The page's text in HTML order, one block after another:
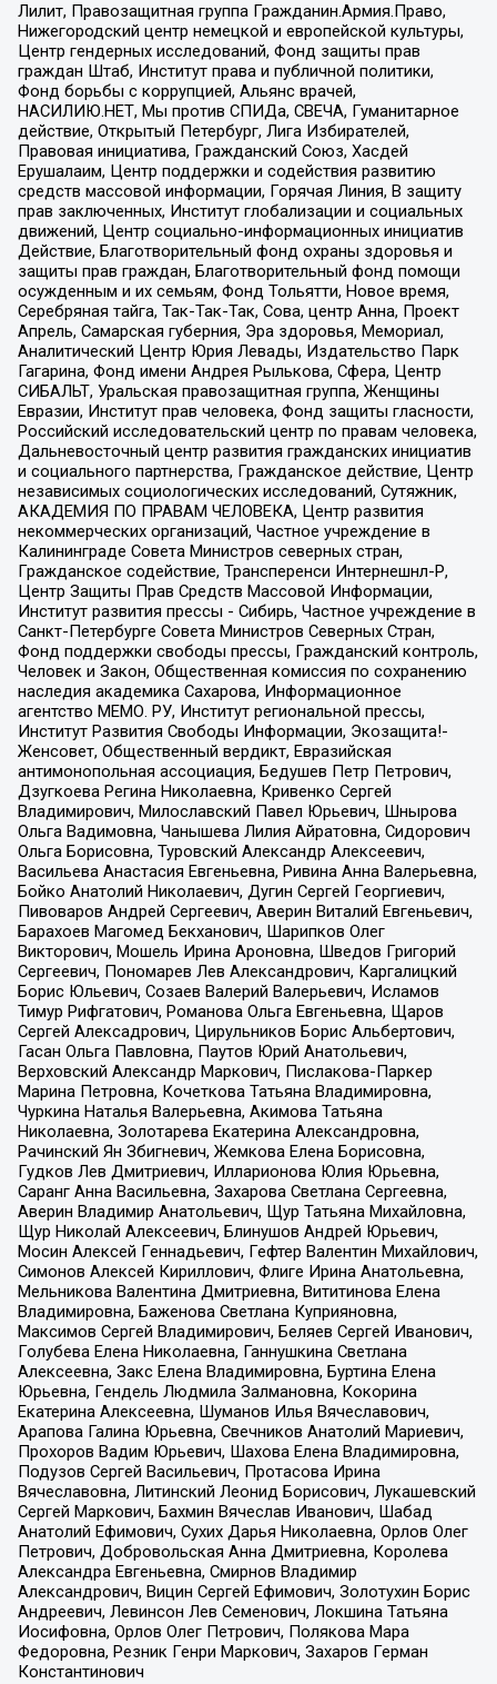
Лилит, Правозащитная группа Гражданин.Армия.Право,
Нижегородский центр немецкой и европейской культуры,
Центр гендерных исследований, Фонд защиты прав
граждан Штаб, Институт права и публичной политики,
Фонд борьбы с коррупцией, Альянс врачей,
НАСИЛИЮ.НЕТ, Мы против СПИДа, СВЕЧА, Гуманитарное
действие, Открытый Петербург, Лига Избирателей,
Правовая инициатива, Гражданский Союз, Хасдей
Ерушалаим, Центр поддержки и содействия развитию
средств массовой информации, Горячая Линия, В защиту
прав заключенных, Институт глобализации и социальных
движений, Центр социально-информационных инициатив
Действие, Благотворительный фонд охраны здоровья и
защиты прав граждан, Благотворительный фонд помощи
осужденным и их семьям, Фонд Тольятти, Новое время,
Серебряная тайга, Так-Так-Так, Сова, центр Анна, Проект
Апрель, Самарская губерния, Эра здоровья, Мемориал,
Аналитический Центр Юрия Левады, Издательство Парк
Гагарина, Фонд имени Андрея Рылькова, Сфера, Центр
СИБАЛЬТ, Уральская правозащитная группа, Женщины
Евразии, Институт прав человека, Фонд защиты гласности,
Российский исследовательский центр по правам человека,
Дальневосточный центр развития гражданских инициатив
и социального партнерства, Гражданское действие, Центр
независимых социологических исследований, Сутяжник,
АКАДЕМИЯ ПО ПРАВАМ ЧЕЛОВЕКА, Центр развития
некоммерческих организаций, Частное учреждение в
Калининграде Совета Министров северных стран,
Гражданское содействие, Трансперенси Интернешнл-Р,
Центр Защиты Прав Средств Массовой Информации,
Институт развития прессы - Сибирь, Частное учреждение в
Санкт-Петербурге Совета Министров Северных Стран,
Фонд поддержки свободы прессы, Гражданский контроль,
Человек и Закон, Общественная комиссия по сохранению
наследия академика Сахарова, Информационное
агентство МЕМО. РУ, Институт региональной прессы,
Институт Развития Свободы Информации, Экозащита!-
Женсовет, Общественный вердикт, Евразийская
антимонопольная ассоциация, Бедушев Петр Петрович,
Дзугкоева Регина Николаевна, Кривенко Сергей
Владимирович, Милославский Павел Юрьевич, Шнырова
Ольга Вадимовна, Чанышева Лилия Айратовна, Сидорович
Ольга Борисовна, Туровский Александр Алексеевич,
Васильева Анастасия Евгеньевна, Ривина Анна Валерьевна,
Бойко Анатолий Николаевич, Дугин Сергей Георгиевич,
Пивоваров Андрей Сергеевич, Аверин Виталий Евгеньевич,
Барахоев Магомед Бекханович, Шарипков Олег
Викторович, Мошель Ирина Ароновна, Шведов Григорий
Сергеевич, Пономарев Лев Александрович, Каргалицкий
Борис Юльевич, Созаев Валерий Валерьевич, Исламов
Тимур Рифгатович, Романова Ольга Евгеньевна, Щаров
Сергей Алексадрович, Цирульников Борис Альбертович,
Гасан Ольга Павловна, Паутов Юрий Анатольевич,
Верховский Александр Маркович, Пислакова-Паркер
Марина Петровна, Кочеткова Татьяна Владимировна,
Чуркина Наталья Валерьевна, Акимова Татьяна
Николаевна, Золотарева Екатерина Александровна,
Рачинский Ян Збигневич, Жемкова Елена Борисовна,
Гудков Лев Дмитриевич, Илларионова Юлия Юрьевна,
Саранг Анна Васильевна, Захарова Светлана Сергеевна,
Аверин Владимир Анатольевич, Щур Татьяна Михайловна,
Щур Николай Алексеевич, Блинушов Андрей Юрьевич,
Мосин Алексей Геннадьевич, Гефтер Валентин Михайлович,
Симонов Алексей Кириллович, Флиге Ирина Анатольевна,
Мельникова Валентина Дмитриевна, Вититинова Елена
Владимировна, Баженова Светлана Куприяновна,
Максимов Сергей Владимирович, Беляев Сергей Иванович,
Голубева Елена Николаевна, Ганнушкина Светлана
Алексеевна, Закс Елена Владимировна, Буртина Елена
Юрьевна, Гендель Людмила Залмановна, Кокорина
Екатерина Алексеевна, Шуманов Илья Вячеславович,
Арапова Галина Юрьевна, Свечников Анатолий Мариевич,
Прохоров Вадим Юрьевич, Шахова Елена Владимировна,
Подузов Сергей Васильевич, Протасова Ирина
Вячеславовна, Литинский Леонид Борисович, Лукашевский
Сергей Маркович, Бахмин Вячеслав Иванович, Шабад
Анатолий Ефимович, Сухих Дарья Николаевна, Орлов Олег
Петрович, Добровольская Анна Дмитриевна, Королева
Александра Евгеньевна, Смирнов Владимир
Александрович, Вицин Сергей Ефимович, Золотухин Борис
Андреевич, Левинсон Лев Семенович, Локшина Татьяна
Иосифовна, Орлов Олег Петрович, Полякова Мара
Федоровна, Резник Генри Маркович, Захаров Герман
Константинович